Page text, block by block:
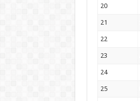
20
21
22
23
24
25